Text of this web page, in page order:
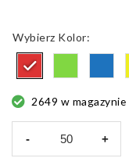
Kolor
2649 w magazynie
- +